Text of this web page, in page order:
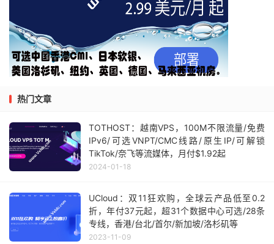
热门文章
TOTHOST：越南VPS，100M不限流量/免费
IPv6/可选VNPT/CMC线路/原生IP/可解锁
TikTok/奈飞等流媒体，月付$1.92起
2024-01-18
UCloud：双11狂欢购，全球云产品低至0.2
折，年付37元起，超31个数据中心可选/28条
专线，香港/台北/首尔/新加坡/洛杉矶等
2023-11-09